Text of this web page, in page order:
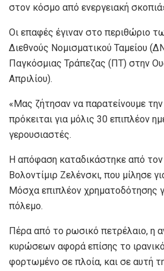
στον κόσμο από ενεργειακή
Οι επαφές έγιναν στο περιθώριο
Διεθνούς Νομισματικού Ταμείου
Παγκόσμιας Τράπεζας (ΠΤ) στην
Απριλίου).
«Μας ζήτησαν να παρατείνουμε
πρόκειται για μόλις 30 επιπλέον
γερουσιαστές.
Η απόφαση καταδικάστηκε από
Βολοντίμιρ Ζελένσκι, που μίλησε
Μόσχα επιπλέον χρηματοδότησης
πόλεμο.
Πέρα από το ρωσικό πετρέλαιο, η
κυρώσεων αφορά επίσης το
φορτωμένο σε πλοία, και σε αυτή